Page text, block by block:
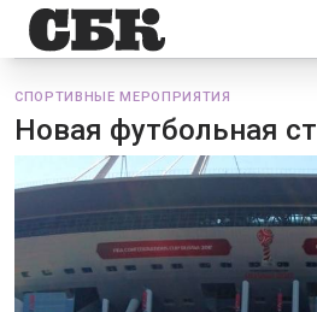
СПОРТИВНЫЕ МЕРОПРИЯТИЯ
Новая футбольная